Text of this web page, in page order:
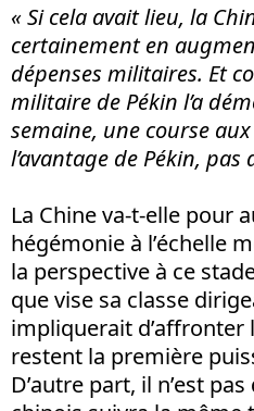
« Si cela avait lieu, la
certainement en
dépenses militaires. Et
militaire de Pékin l’a
semaine, une course
l’avantage de Pékin,
La Chine va-t-elle pour
hégémonie à l’échelle
la perspective à ce
que vise sa classe
impliquerait d’affronter
restent la première
D’autre part, il n’est